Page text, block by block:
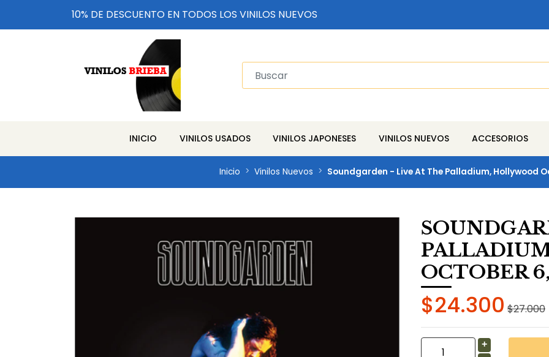
10% DE DESCUENTO EN TODOS LOS VINILOS NUEVOS
INICIO VINILOS USADOS VINILOS JAPONESES VINILOS NUEVOS ACCESORIOS
Inicio Vinilos Nuevos Soundgarden - Live At The Palladium, Hollywood
OCTOBER
$24.300 $27.000
+